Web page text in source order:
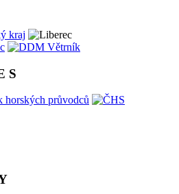
S